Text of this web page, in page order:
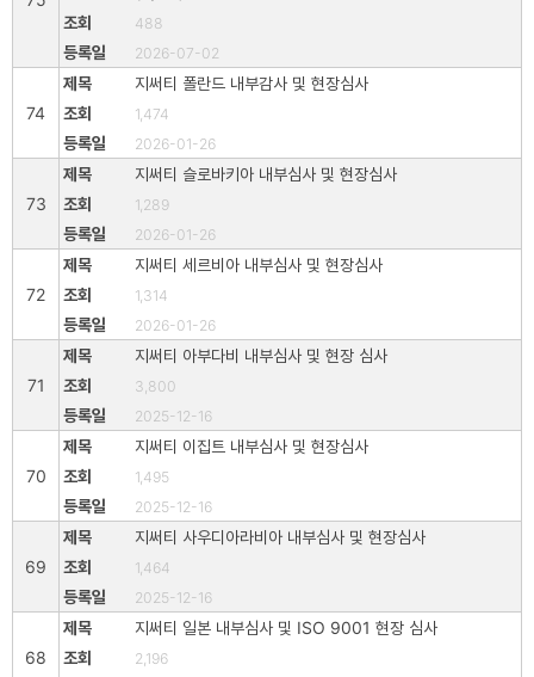
488
2026-07-02
74
지써티 폴란드 내부감사 및 현장심사
1,474
2026-01-26
73
지써티 슬로바키아 내부심사 및 현장심사
1,289
2026-01-26
72
지써티 세르비아 내부심사 및 현장심사
1,314
2026-01-26
71
지써티 아부다비 내부심사 및 현장 심사
3,800
2025-12-16
70
지써티 이집트 내부심사 및 현장심사
1,495
2025-12-16
69
지써티 사우디아라비아 내부심사 및 현장심사
1,464
2025-12-16
68
지써티 일본 내부심사 및 ISO 9001 현장 심사
2,196